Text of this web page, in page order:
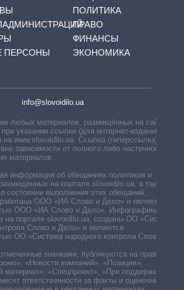
ПЕРСОНЫ
ПОЛИТИКА
ПРАВО
ФИНАНСЫ
ЭКОНОМИКА
info@slovoidilo.ua
любых материалов, размещённых на сайте,
указании ссылки (для интернет-изданий —
на www.slovoidilo.ua. Ссылка (гиперссылка)
зависимости от полного либо частичного
материалов.
информация об обещаниях политиков и
на портале slovoidilo.ua, а также
состоянии выполнения этих обещаний,
ООО «ИА Слово и Дело» и является
ООО «ИА Слово и Дело». Инфографики,
на портале slovoidilo.ua, созданы ОО «Система
Слово и Дело» и являются
ОО «Система народного контроля Слово и
значками, публикуются на правах
«Новости компаний», «Позиция»,
материал», «Спецпроект», «При поддержке».
ответственности за факты и оценочные